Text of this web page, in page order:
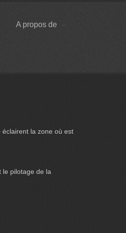
A propos de
la zone où est
le pilotage de la